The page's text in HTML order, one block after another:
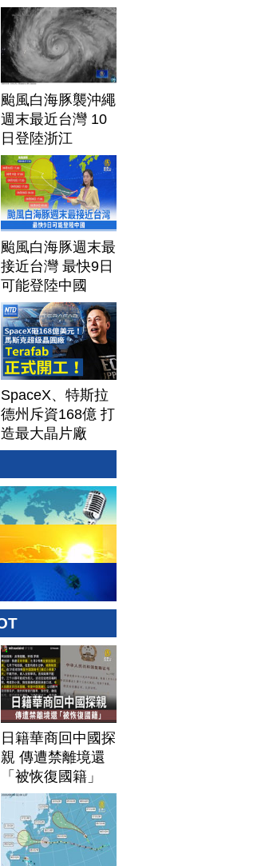
颱風白海豚襲沖繩
週末最近台灣 10
日登陸浙江
颱風白海豚週末最
接近台灣 最快9日
可能登陸中國
SpaceX、特斯拉
德州斥資168億 打
造最大晶片廠
Terafab
日籍華商回中國探
親 傳遭禁離境還
「被恢復國籍」